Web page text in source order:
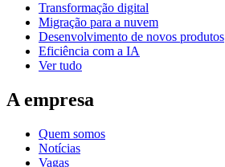
Transformação digital
Migração para a nuvem
Desenvolvimento de novos produtos
Eficiência com a IA
Ver tudo
A empresa
Quem somos
Notícias
Vagas